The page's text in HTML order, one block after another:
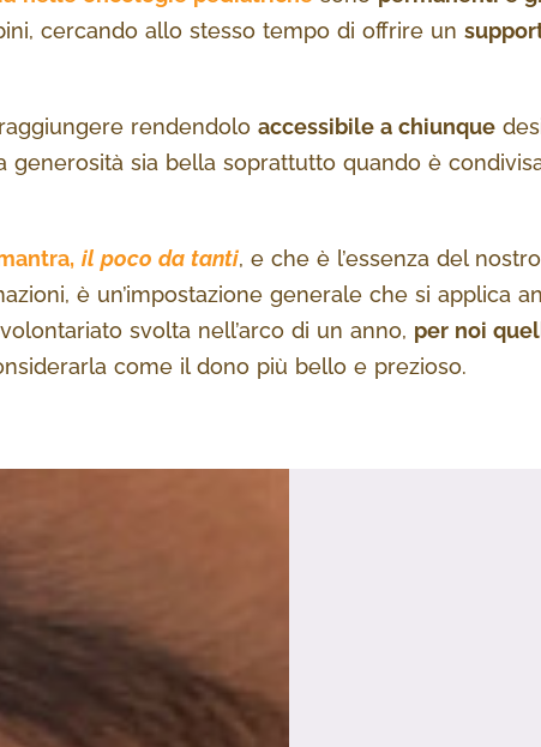
cercando allo stesso tempo di offrire un
rendendolo accessibile a chiunque
sia bella soprattutto quando è
il poco da tanti, e che è l’essenza del
è un’impostazione generale che si applica
svolta nell’arco di un anno, per noi
come il dono più bello e prezioso.